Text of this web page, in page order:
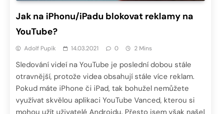
Jak na iPhonu/iPadu blokovat reklamy na
YouTube?
Adolf Pupík 14.03.2021 0 2 Mins
Sledování videí na YouTube je poslední dobou stále
otravnější, protože videa obsahují stále více reklam.
Pokud máte iPhone či iPad, tak bohužel nemůžete
využívat skvělou aplikaci YouTube Vanced, kterou si
mohou užít uživatelé Androidu. Přesto jsem však našel